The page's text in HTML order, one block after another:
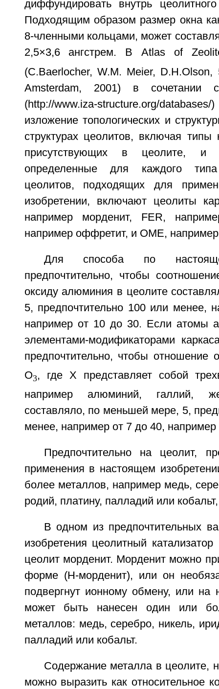
диффундировать внутрь
Подходящим образом размер окна
8-членными кольцами, может
2,5×3,6 ангстрем. В Atlas of
(С.Baerlocher, W.M. Meier, D.H.Olson,
Amsterdam, 2001) в сочетании с
(http://www.iza-structure.org/
изложение топологических и
структурах цеолитов, включая типы
присутствующих в цеолите, и
определенные для каждого
цеолитов, подходящих для
изобретении, включают цеолиты
например морденит, FER,
например оффретит, и ОМЕ, например
Для способа по
предпочтительно, чтобы
оксиду алюминия в цеолите
5, предпочтительно 100 или менее,
например от 10 до 30. Если атомы
элементами-модификаторами
предпочтительно, чтобы отношение
О3, где Х представляет собой
например алюминий, галлий,
составляло, по меньшей мере, 5,
менее, например от 7 до 40, например
Предпочтительно на цеолит,
применения в настоящем
более металлов, например медь,
родий, платину, палладий или
В одном из предпочтительных
изобретения цеолитный
цеолит морденит. Морденит можно
форме (Н-морденит), или он
подвергнут ионному обмену, или на
может быть нанесен один или
металлов: медь, серебро, никель,
палладий или кобальт.
Содержание металла в цеолите,
можно выразить как относительное